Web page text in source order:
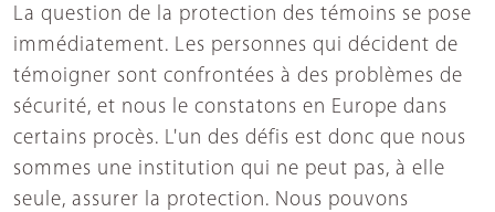
La question de la protection des témoins se pose
immédiatement. Les personnes qui décident de
témoigner sont confrontées à des problèmes de
sécurité, et nous le constatons en Europe dans
certains procès. L'un des défis est donc que nous
sommes une institution qui ne peut pas, à elle
seule, assurer la protection. Nous pouvons